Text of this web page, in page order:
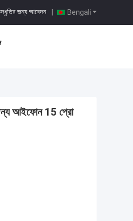
Bengali
জন্য আবেদন |
জন্য আইফোন 15 প্রো